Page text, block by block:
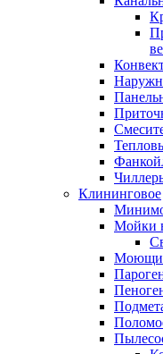
Клининговое
Мойки
Моющие